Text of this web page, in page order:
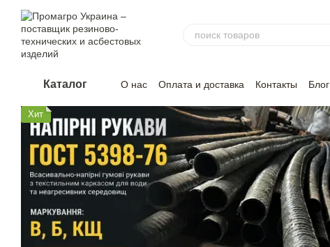
Перейти к основному контенту
Каталог О нас Оплата и доставка Контакты Блог
Хит